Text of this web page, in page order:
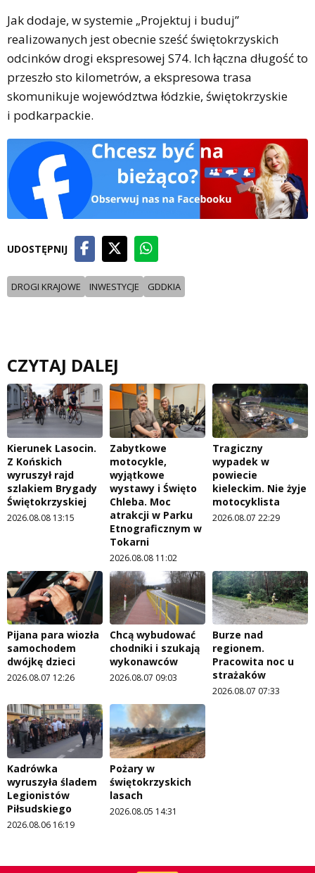
Jak dodaje, w systemie „Projektuj i buduj”
realizowanych jest obecnie sześć świętokrzyskich
odcinków drogi ekspresowej S74. Ich łączna długość to
przeszło sto kilometrów, a ekspresowa trasa
skomunikuje województwa łódzkie, świętokrzyskie
i podkarpackie.
UDOSTĘPNIJ
DROGI KRAJOWE INWESTYCJE GDDKIA
CZYTAJ DALEJ
Kierunek Lasocin.
Z Końskich
wyruszył rajd
szlakiem Brygady
Świętokrzyskiej
2026.08.08 13:15
Zabytkowe
motocykle,
wyjątkowe
wystawy i Święto
Chleba. Moc
atrakcji w Parku
Etnograficznym w
Tokarni
2026.08.08 11:02
Tragiczny
wypadek w
powiecie
kieleckim. Nie żyje
motocyklista
2026.08.07 22:29
Pijana para wiozła
samochodem
dwójkę dzieci
2026.08.07 12:26
Chcą wybudować
chodniki i szukają
wykonawców
2026.08.07 09:03
Burze nad
regionem.
Pracowita noc u
strażaków
2026.08.07 07:33
Kadrówka
wyruszyła śladem
Legionistów
Piłsudskiego
2026.08.06 16:19
Pożary w
świętokrzyskich
lasach
2026.08.05 14:31